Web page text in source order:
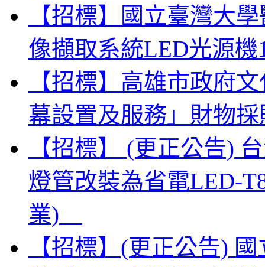
【招標】國立臺灣大
像擷取系統LED光源機
【招標】高雄市政府
幕設置及服務」財物採
【招標】 (更正公告)
燈管改裝為省電LED-
業)
【招標】(更正公告)